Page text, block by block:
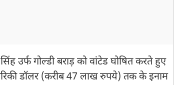
उर्फ गोल्डी बराड़ को वांटेड घोषित करते हुए
डॉलर (करीब 47 लाख रुपये) तक के इनाम